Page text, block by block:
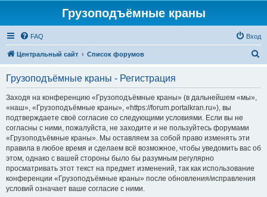
Грузоподъёмные краны
FAQ Вход
Центральный сайт Список форумов
Грузоподъёмные краны - Регистрация
Заходя на конференцию «Грузоподъёмные краны» (в дальнейшем «мы»,
«наш», «Грузоподъёмные краны», «https://forum.portalkran.ru»), вы
подтверждаете своё согласие со следующими условиями. Если вы не
согласны с ними, пожалуйста, не заходите и не пользуйтесь форумами
«Грузоподъёмные краны». Мы оставляем за собой право изменять эти
правила в любое время и сделаем всё возможное, чтобы уведомить вас об
этом, однако с вашей стороны было бы разумным регулярно
просматривать этот текст на предмет изменений, так как использование
конференции «Грузоподъёмные краны» после обновления/исправления
условий означает ваше согласие с ними.